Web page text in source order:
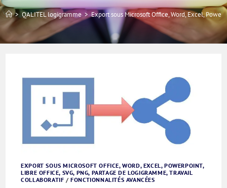
> QALITEL logigramme > Export sous Microsoft Office, Word, Excel,
EXPORT SOUS MICROSOFT OFFICE, WORD, EXCEL, POWERPOINT,
LIBRE OFFICE, SVG, PNG, PARTAGE DE LOGIGRAMME, TRAVAIL
COLLABORATIF /FONCTIONNALITÉS AVANCÉES